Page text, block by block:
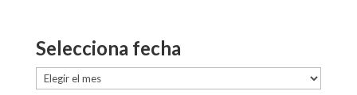
Selecciona fecha
Selecciona